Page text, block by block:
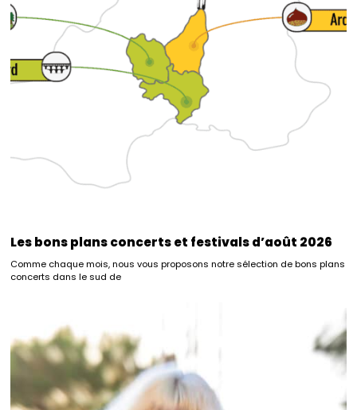
Les bons plans concerts et festivals d’août 2026
Comme chaque mois, nous vous proposons notre sélection de bons plans
concerts dans le sud de